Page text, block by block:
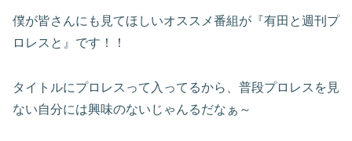
僕が皆さんにも見てほしいオススメ番組が『有田と週刊プ
ロレスと』です！！
タイトルにプロレスって入ってるから、普段プロレスを見
ない自分には興味のないじゃんるだなぁ～